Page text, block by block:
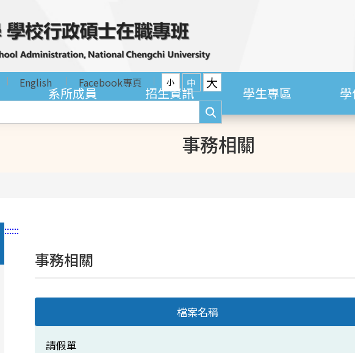
English Facebook專頁 小 中 大
系所成員 招生資訊 學生專區
事務相關
::::::
事務相關
檔案名稱
請假單